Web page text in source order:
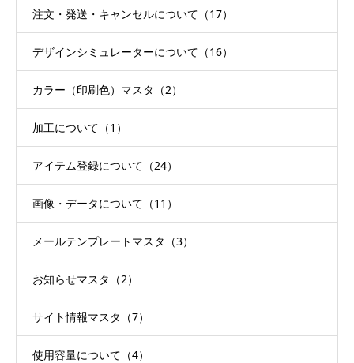
注文・発送・キャンセルについて（17）
デザインシミュレーターについて（16）
カラー（印刷色）マスタ（2）
加工について（1）
アイテム登録について（24）
画像・データについて（11）
メールテンプレートマスタ（3）
お知らせマスタ（2）
サイト情報マスタ（7）
使用容量について（4）